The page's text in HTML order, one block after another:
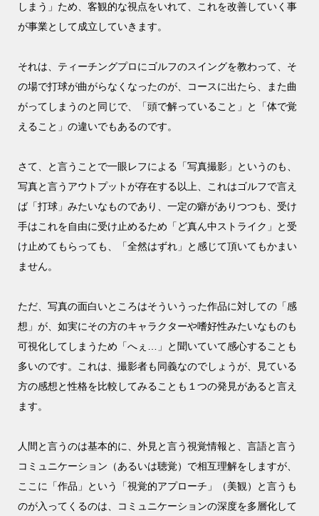
しまう」ため、客観的な視点をいれて、これを改善していく事
が事業として成立していきます。
それは、ティーチングプロにゴルフのスイングを教わって、そ
の場で打球が曲がらなくなったのが、コースに出たら、また曲
がってしまうのと同じで、「頭で解っていること」と「体で覚
えること」の違いでもあるのです。
さて、と言うことで一眼レフによる「写真撮影」というのも、
写真と言うアウトプットが存在する以上、これはゴルフで言え
ば「打球」みたいなものであり、一定の癖がありつつも、受け
手はこれを自由に受け止めるため「ど真ん中ストライク」と受
け止めてもらっても、「全然はずれ」と感じて頂いてもかまい
ません。
ただ、写真の面白いところはそういうった作品に対しての「感
想」が、如実にその方のキャラクターや嗜好性みたいなものも
可視化してしまうため「へぇ…」と聞いていて感心することも
多いのです。これは、撮影者も同義なのでしょうが、見ている
方の感想と性格を比較してみることも１つの発見があると言え
ます。
人間と言うのは基本的に、外見と言う視覚情報と、言語と言う
コミュニケーション（あるいは聴覚）で相互理解をしますが、
ここに「作品」という「視覚的アプローチ」（美観）と言うも
のが入ってくるのは、コミュニケーションの深度を多層化して